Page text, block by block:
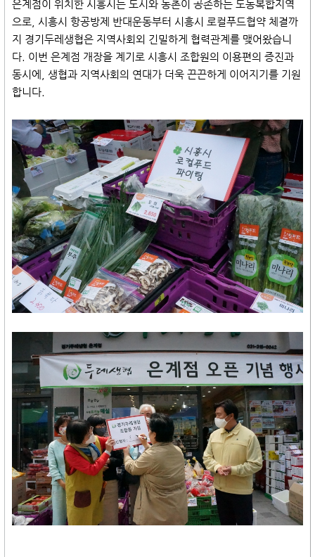
은계점이 위치한 시흥시는 도시와 농촌이 공존하는 도농복합지역
으로, 시흥시 항공방제 반대운동부터 시흥시 로컬푸드협약 체결까
지 경기두레생협은 지역사회외 긴밀하게 협력관계를 맺어왔습니
다. 이번 은계점 개장을 계기로 시흥시 조합원의 이용편의 증진과
동시에, 생협과 지역사회의 연대가 더욱 끈끈하게 이어지기를 기원
합니다.